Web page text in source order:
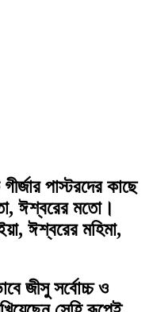
পাস্টরদের কাছে
ঈশ্বরের মতো।
ঈশ্বরের মহিমা,
জীসু সর্বোচ্চ ও